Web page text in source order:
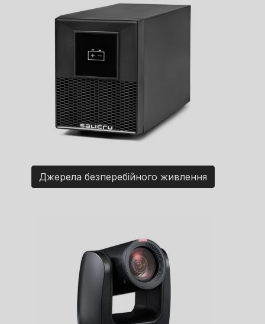
Джерела безперебійного живлення